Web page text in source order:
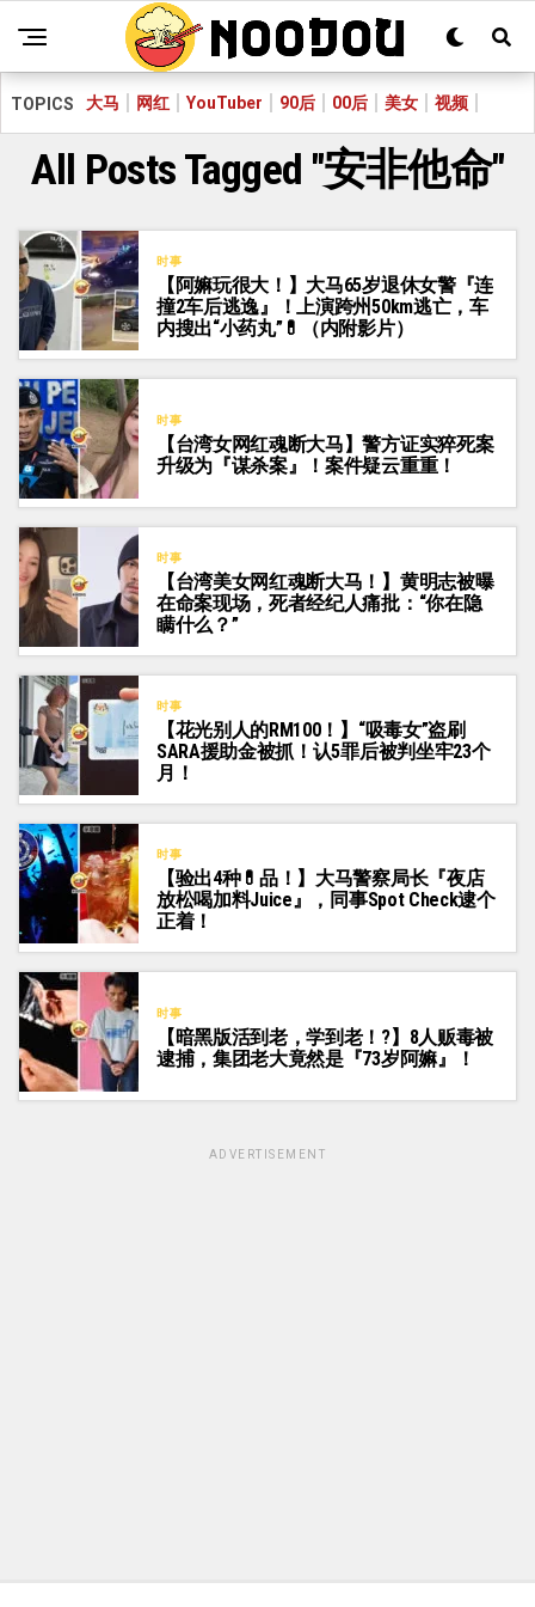
TOPICS 大马 网红 YouTuber 90后 00后 美女 视频
All Posts Tagged "安非他命"
时事
【阿嫲玩很大！】大马65岁退休女警『连
撞2车后逃逸』！上演跨州50km逃亡，车
内搜出“小药丸”💊（内附影片）
时事
【台湾女网红魂断大马】警方证实猝死案
升级为『谋杀案』！案件疑云重重！
时事
【台湾美女网红魂断大马！】黄明志被曝
在命案现场，死者经纪人痛批：“你在隐
瞒什么？”
时事
【花光别人的RM100！】“吸毒女”盗刷
SARA援助金被抓！认5罪后被判坐牢23个
月！
时事
【验出4种💊品！】大马警察局长『夜店
放松喝加料Juice』，同事Spot Check逮个
正着！
时事
【暗黑版活到老，学到老！?】8人贩毒被
逮捕，集团老大竟然是『73岁阿嫲』！
ADVERTISEMENT